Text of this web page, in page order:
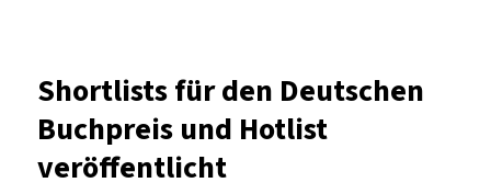
Buchpreises
2017
veröffentlicht
Shortlists für den Deutschen
Buchpreis und Hotlist
veröffentlicht